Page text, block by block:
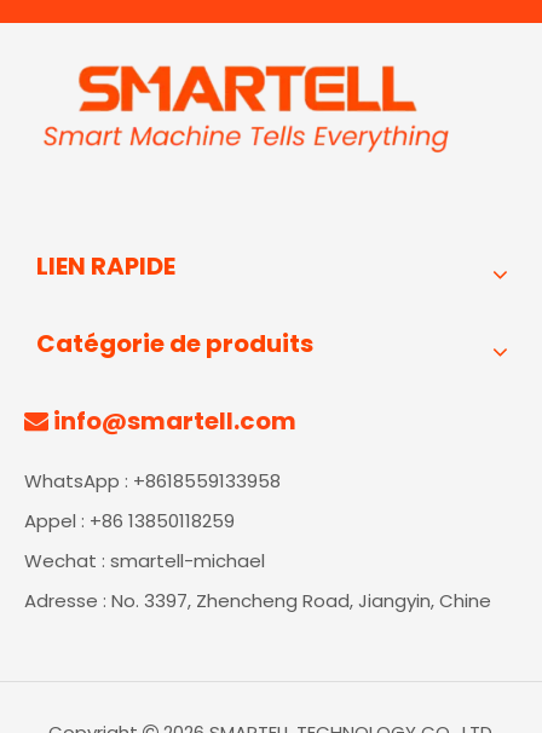
LIEN RAPIDE
Catégorie de produits
 info@smartell.com
WhatsApp : +8618559133958
Appel : +86 13850118259
Wechat : smartell-michael
Adresse : No. 3397, Zhencheng Road, Jiangyin, Chine